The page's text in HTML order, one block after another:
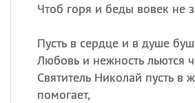
Чтоб горя и беды вовек не
Пусть в сердце и в душе
Любовь и нежность льются
Святитель Николай пусть в
помогает,